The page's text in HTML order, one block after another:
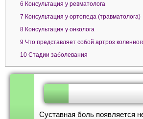
6 Консультация у ревматолога
7 Консультация у ортопеда (травматолога)
8 Консультация у онколога
9 Что представляет собой артроз
10 Стадии заболевания
Суставная боль появляется